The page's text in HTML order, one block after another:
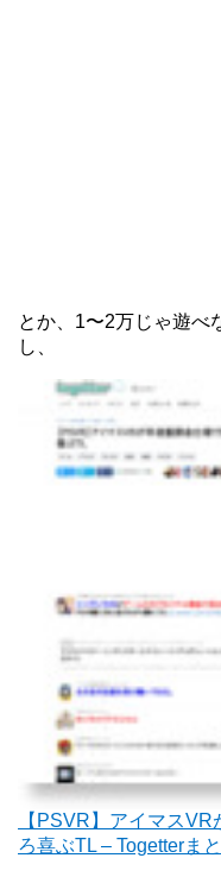
とか、1〜2万じゃ遊べ
し、
【PSVR】アイマス
ろ喜ぶTL – Togetterま